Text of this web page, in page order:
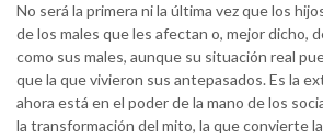
No será la primera ni la última vez que los
de los males que les afectan o, mejor dicho,
como sus males, aunque su situación real
que la que vivieron sus antepasados. Es la
ahora está en el poder de la mano de los
la transformación del mito, la que convierte